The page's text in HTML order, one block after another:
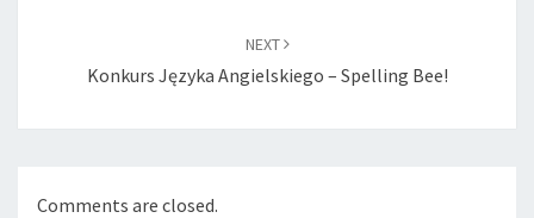
NEXT
Konkurs Języka Angielskiego – Spelling Bee!
Comments are closed.